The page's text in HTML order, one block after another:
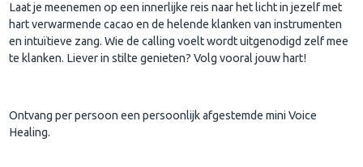
Laat je meenemen op een innerlijke reis naar het licht in jezelf met
hart verwarmende cacao en de helende klanken van instrumenten
en intuïtieve zang. Wie de calling voelt wordt uitgenodigd zelf mee
te klanken. Liever in stilte genieten? Volg vooral jouw hart!
Ontvang per persoon een persoonlijk afgestemde mini Voice
Healing.